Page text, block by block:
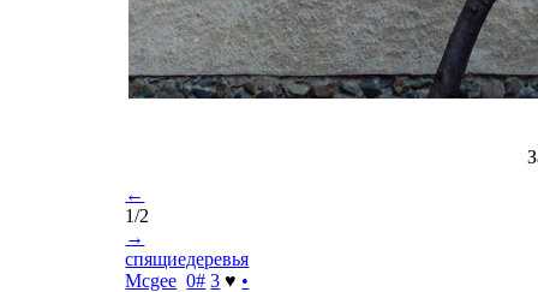
←
1/2
→
спящиедеревья
Mcgee 0# 3 ♥ •